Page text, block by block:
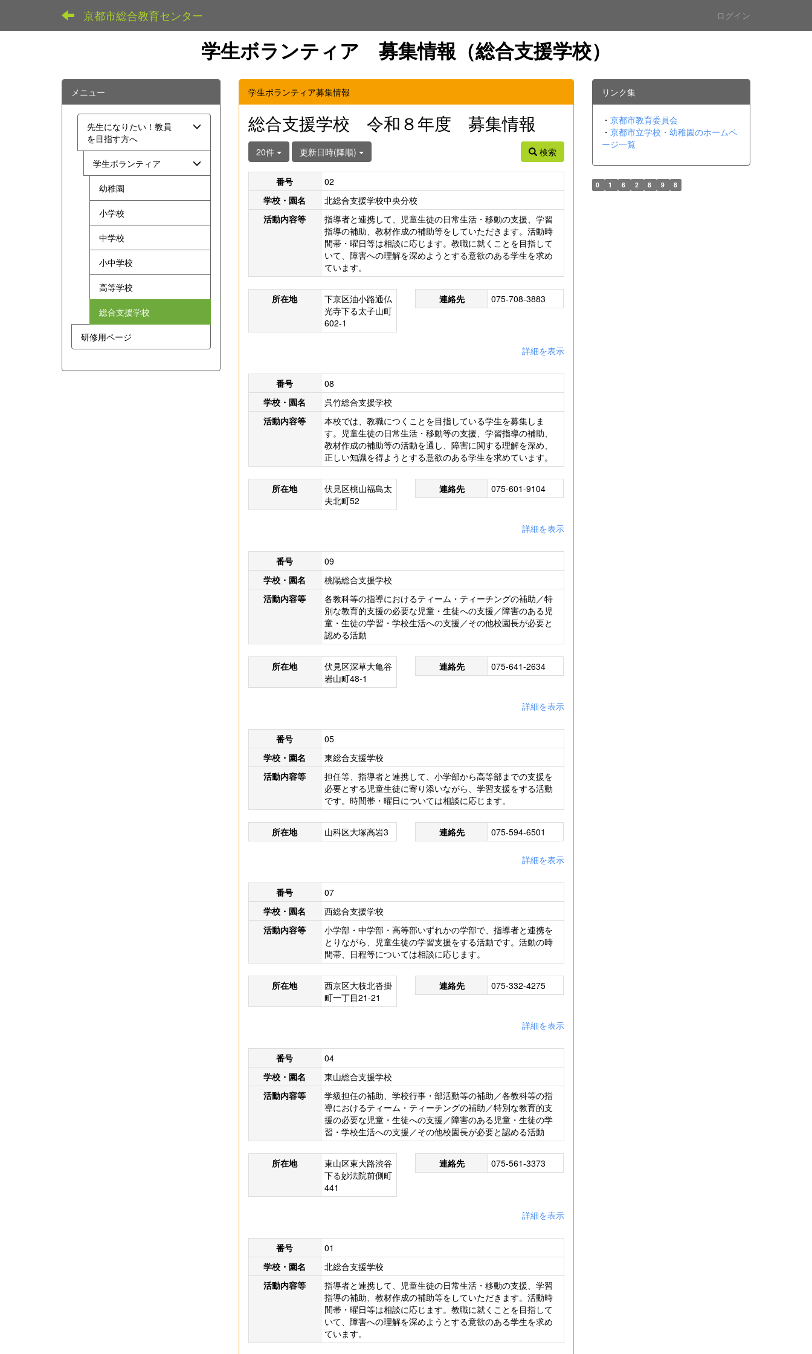
京都市総合教育センター ログイン
学生ボランティア 募集情報（総合支援学校）
学生ボランティア募集情報
総合支援学校 令和８年度 募集情報
20件 更新日時(降順) 検索
番号
02
学校・園名
北総合支援学校中央分校
活動内容等
指導者と連携して、児童生徒の日常生活・移動の支援、学習
指導の補助、教材作成の補助等をしていただきます。活動時
間帯・曜日等は相談に応じます。教職に就くことを目指して
いて、障害への理解を深めようとする意欲のある学生を求め
ています。
所在地
下京区油小路通仏
光寺下る太子山町
602-1
連絡先 075-708-3883
詳細を表示
番号
08
学校・園名
呉竹総合支援学校
活動内容等
本校では、教職につくことを目指している学生を募集しま
す。児童生徒の日常生活・移動等の支援、学習指導の補助、
教材作成の補助等の活動を通し、障害に関する理解を深め、
正しい知識を得ようとする意欲のある学生を求めています。
所在地
伏見区桃山福島太
夫北町52
連絡先 075-601-9104
詳細を表示
番号
09
学校・園名
桃陽総合支援学校
活動内容等
各教科等の指導におけるティーム・ティーチングの補助／特
別な教育的支援の必要な児童・生徒への支援／障害のある児
童・生徒の学習・学校生活への支援／その他校園長が必要と
認める活動
所在地
伏見区深草大亀谷
岩山町48-1
連絡先 075-641-2634
詳細を表示
番号
05
学校・園名
東総合支援学校
活動内容等
担任等、指導者と連携して、小学部から高等部までの支援を
必要とする児童生徒に寄り添いながら、学習支援をする活動
です。時間帯・曜日については相談に応じます。
所在地 山科区大塚高岩3 連絡先 075-594-6501
詳細を表示
番号
07
学校・園名
西総合支援学校
活動内容等
小学部・中学部・高等部いずれかの学部で、指導者と連携を
とりながら、児童生徒の学習支援をする活動です。活動の時
間帯、日程等については相談に応じます。
所在地
西京区大枝北沓掛
町一丁目21-21
連絡先 075-332-4275
詳細を表示
番号
04
学校・園名
東山総合支援学校
活動内容等
学級担任の補助、学校行事・部活動等の補助／各教科等の指
導におけるティーム・ティーチングの補助／特別な教育的支
援の必要な児童・生徒への支援／障害のある児童・生徒の学
習・学校生活への支援／その他校園長が必要と認める活動
所在地
東山区東大路渋谷
下る妙法院前側町
441
連絡先 075-561-3373
詳細を表示
番号
01
学校・園名
北総合支援学校
活動内容等
指導者と連携して、児童生徒の日常生活・移動の支援、学習
指導の補助、教材作成の補助等をしていただきます。活動時
間帯・曜日等は相談に応じます。教職に就くことを目指して
いて、障害への理解を深めようとする意欲のある学生を求め
ています。
メニュー
先生になりたい！教員
を目指す方へ
学生ボランティア
幼稚園
小学校
中学校
小中学校
高等学校
総合支援学校
研修用ページ
リンク集
・ 京都市教育委員会
・ 京都市立学校・幼稚園のホームペ
ージ一覧
0 1 6 2 8 9 8